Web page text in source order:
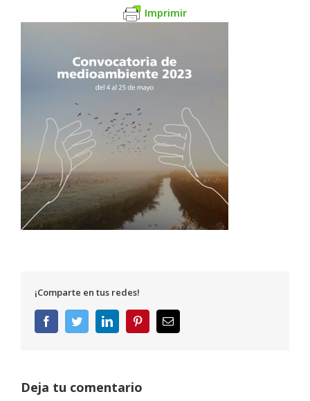
Imprimir
¡Comparte en tus redes!
FacebookTwitterLinkedInPinterestCorreo
electrónico
Deja tu comentario